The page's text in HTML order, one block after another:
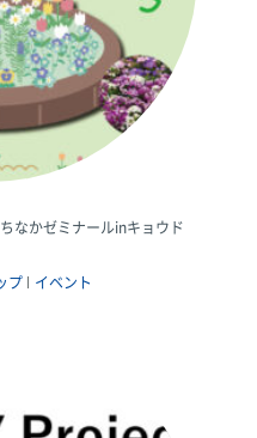
なかゼミナールinキョウド
プ イベント